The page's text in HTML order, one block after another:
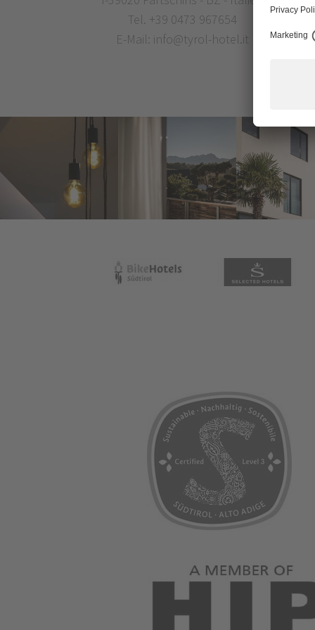
Tel. +39 0473 967654
E-Mail: info@tyrol-hotel.it